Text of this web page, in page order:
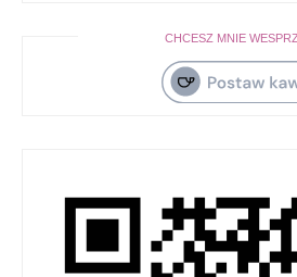
CHCESZ MNIE